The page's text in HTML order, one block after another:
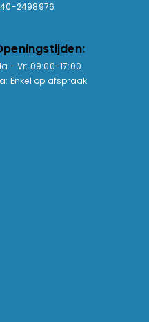
2498976
- Vr: 09:00-17:00
Enkel op afspraak